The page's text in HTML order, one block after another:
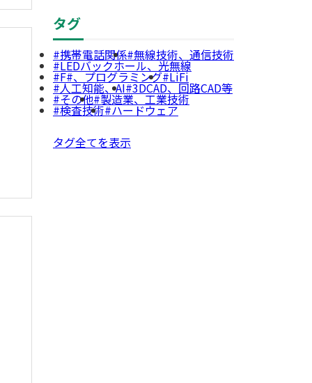
タグ
携帯電話関係 無線技術、通信技術
LEDバックホール、光無線
F#、プログラミング LiFi
人工知能、AI 3DCAD、回路CAD等
その他 製造業、工業技術
検査技術 ハードウェア
タグ全てを表示